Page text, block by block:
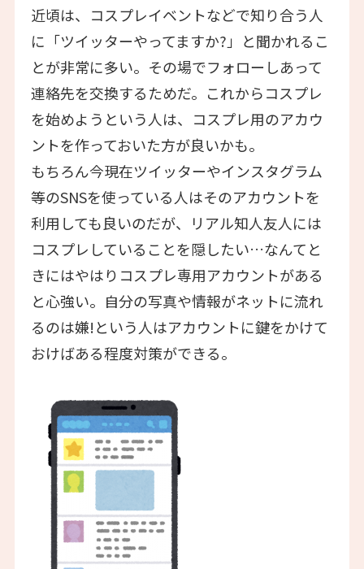
近頃は、コスプレイベントなどで知り合う人
に「ツイッターやってますか?」と聞かれるこ
とが非常に多い。その場でフォローしあって
連絡先を交換するためだ。これからコスプレ
を始めようという人は、コスプレ用のアカウ
ントを作っておいた方が良いかも。
もちろん今現在ツイッターやインスタグラム
等のSNSを使っている人はそのアカウントを
利用しても良いのだが、リアル知人友人には
コスプレしていることを隠したい…なんてと
きにはやはりコスプレ専用アカウントがある
と心強い。自分の写真や情報がネットに流れ
るのは嫌!という人はアカウントに鍵をかけて
おけばある程度対策ができる。